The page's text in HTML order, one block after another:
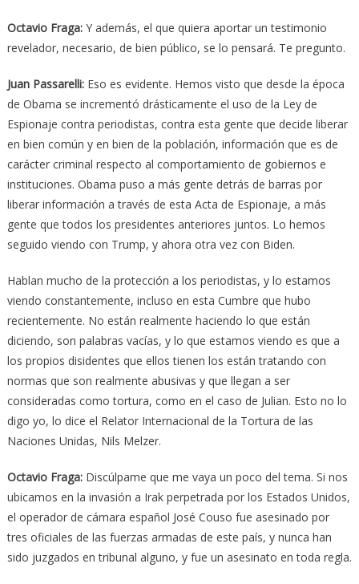
Octavio Fraga:Y además, el que quiera aportar un testimonio
revelador, necesario, de bien público, se lo pensará. Te pregunto.
Juan Passarelli:Eso es evidente. Hemos visto que desde la época
de Obama se incrementó drásticamente el uso de la Ley de
Espionaje contra periodistas, contra esta gente que decide liberar
en bien común y en bien de la población, información que es de
carácter criminal respecto al comportamiento de gobiernos e
instituciones. Obama puso a más gente detrás de barras por
liberar información a través de esta Acta de Espionaje, a más
gente que todos los presidentes anteriores juntos. Lo hemos
seguido viendo con Trump, y ahora otra vez con Biden.
Hablan mucho de la protección a los periodistas, y lo estamos
viendo constantemente, incluso en esta Cumbre que hubo
recientemente. No están realmente haciendo lo que están
diciendo, son palabras vacías, y lo que estamos viendo es que a
los propios disidentes que ellos tienen los están tratando con
normas que son realmente abusivas y que llegan a ser
consideradas como tortura, como en el caso de Julian. Esto no lo
digo yo, lo dice el Relator Internacional de la Tortura de las
Naciones Unidas, Nils Melzer.
Octavio Fraga:Discúlpame que me vaya un poco del tema. Si nos
ubicamos en la invasión a Irak perpetrada por los Estados Unidos,
el operador de cámara español José Couso fue asesinado por
tres oficiales de las fuerzas armadas de este país, y nunca han
sido juzgados en tribunal alguno, y fue un asesinato en toda regla.